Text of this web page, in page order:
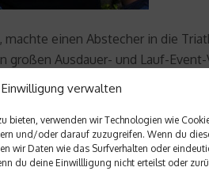
Einwilligung verwalten
bieten, verwenden wir Technologien wie
und/oder darauf zuzugreifen. Wenn du
wir Daten wie das Surfverhalten oder
du deine Einwillligung nicht erteilst oder
einen Abstecher in die
Ausdauer- und Lauf-
seiner Agentur
in den Katakomben.
es sich für viele Menschen
anpassen würde. Er ist der Typ